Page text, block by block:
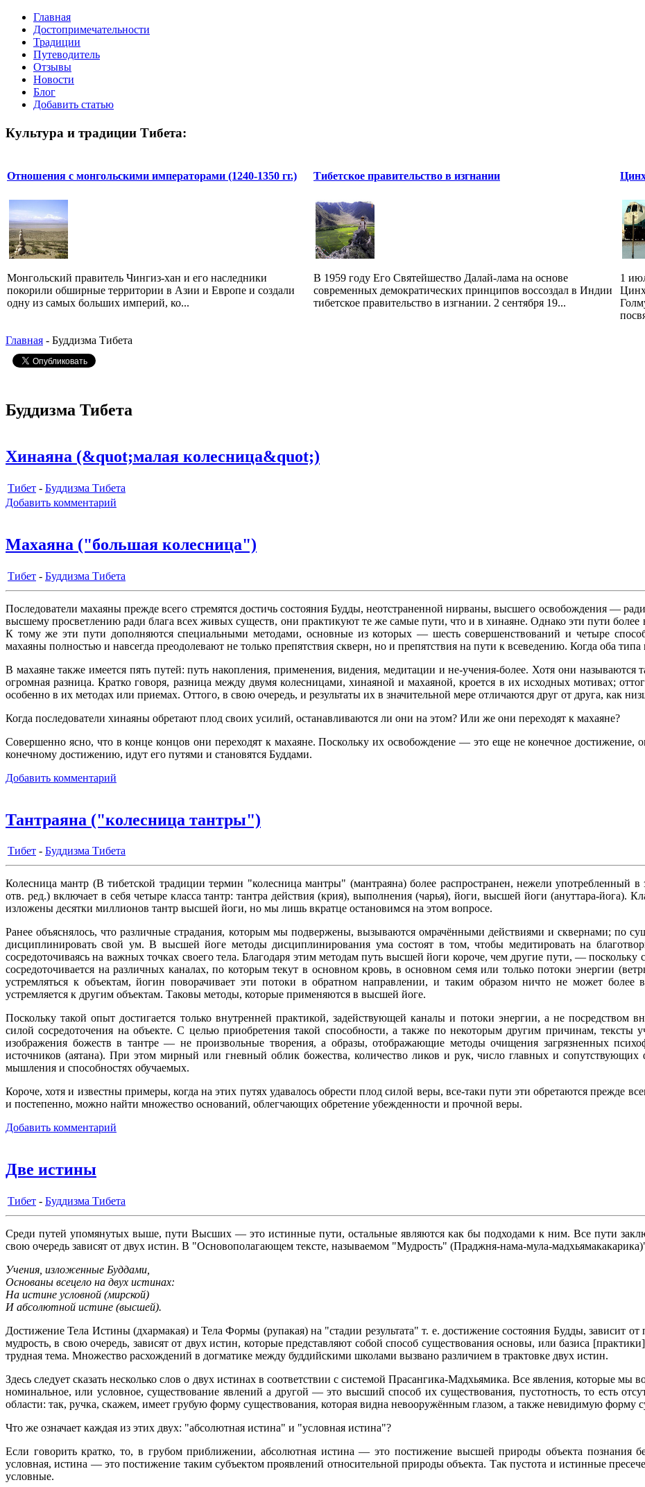
Главная
Достопримечательности
Традиции
Путеводитель
Отзывы
Новости
Блог
Добавить статью
Культура и традиции Тибета:
Отношения с монгольскими императорами (1240-1350 гг.)
Монгольский правитель Чингиз-хан и его наследники
покорили обширные территории в Азии и Европе и создали
одну из самых больших империй, ко...
Тибетское правительство в изгнании
В 1959 году Его Святейшество Далай-лама на основе
современных демократических принципов воссоздал в Индии
тибетское правительство в изгнании. 2 сентября 19...
1
Главная - Буддизма Тибета
Буддизма Тибета
Хинаяна (&quot;малая колесница&quot;)
Тибет - Буддизма Тибета
Добавить комментарий
Махаяна ("большая колесница")
Тибет - Буддизма Тибета
Последователи махаяны прежде всего стремятся достичь состояния Будды, неотстраненной нирваны, высшего освобождения —
высшему просветлению ради блага всех живых существ, они практикуют те же самые пути, что и в хинаяне. Однако эти пути
К тому же эти пути дополняются специальными методами, основные из которых — шесть совершенствований и четыре
махаяны полностью и навсегда преодолевают не только препятствия скверн, но и препятствия на пути к всеведению. Когда оба
В махаяне также имеется пять путей: путь накопления, применения, видения, медитации и не-учения-более. Хотя они
огромная разница. Кратко говоря, разница между двумя колесницами, хинаяной и махаяной, кроется в их исходных мотивах;
особенно в их методах или приемах. Оттого, в свою очередь, и результаты их в значительной мере отличаются друг от друга, как
Когда последователи хинаяны обретают плод своих усилий, останавливаются ли они на этом? Или же они переходят к махаяне?
Совершенно ясно, что в конце концов они переходят к махаяне. Поскольку их освобождение — это еще не конечное достижение,
конечному достижению, идут его путями и становятся Буддами.
Добавить комментарий
Тантраяна ("колесница тантры")
Тибет - Буддизма Тибета
Колесница мантр (В тибетской традиции термин "колесница мантры" (мантраяна) более распространен, нежели
отв. ред.) включает в себя четыре класса тантр: тантра действия (крия), выполнения (чарья), йоги, высшей йоги (ануттара-йога).
изложены десятки миллионов тантр высшей йоги, но мы лишь вкратце остановимся на этом вопросе.
Ранее объяснялось, что различные страдания, которым мы подвержены, вызываются омрачёнными действиями и сквернами; по
дисциплинировать свой ум. В высшей йоге методы дисциплинирования ума состоят в том, чтобы медитировать на
сосредоточиваясь на важных точках своего тела. Благодаря этим методам путь высшей йоги короче, чем другие пути, —
сосредоточивается на различных каналах, по которым текут в основном кровь, в основном семя или только потоки энергии
устремляться к объектам, йогин поворачивает эти потоки в обратном направлении, и таким образом ничто не может более
устремляется к другим объектам. Таковы методы, которые применяются в высшей йоге.
Поскольку такой опыт достигается только внутренней практикой, задействующей каналы и потоки энергии, а не посредством
силой сосредоточения на объекте. С целью приобретения такой способности, а также по некоторым другим причинам,
изображения божеств в тантре — не произвольные творения, а образы, отображающие методы очищения загрязненных
источников (аятана). При этом мирный или гневный облик божества, количество ликов и рук, число главных и сопутствующих
мышления и способностях обучаемых.
Короче, хотя и известны примеры, когда на этих путях удавалось обрести плод силой веры, все-таки пути эти обретаются прежде
и постепенно, можно найти множество оснований, облегчающих обретение убежденности и прочной веры.
Добавить комментарий
Две истины
Тибет - Буддизма Тибета
Среди путей упомянутых выше, пути Высших — это истинные пути, остальные являются как бы подходами к ним. Все пути
свою очередь зависят от двух истин. В "Основополагающем тексте, называемом "Мудрость" (Праджня-нама-мула-
Учения, изложенные Буддами,
Основаны всецело на двух истинах:
На истине условной (мирской)
И абсолютной истине (высшей).
Достижение Тела Истины (дхармакая) и Тела Формы (рупакая) на "стадии результата" т. е. достижение состояния Будды, зависит
мудрость, в свою очередь, зависят от двух истин, которые представляют собой способ существования основы, или базиса
трудная тема. Множество расхождений в догматике между буддийскими школами вызвано различием в трактовке двух истин.
Здесь следует сказать несколько слов о двух истинах в соответствии с системой Прасангика-Мадхьямика. Все явления, которые
номинальное, или условное, существование явлений а другой — это высший способ их существования, пустотность, то есть
области: так, ручка, скажем, имеет грубую форму существования, которая видна невооружённым глазом, а также невидимую форму
Что же означает каждая из этих двух: "абсолютная истина" и "условная истина"?
Если говорить кратко, то, в грубом приближении, абсолютная истина — это постижение высшей природы объекта познания
условная, истина — это постижение таким субъектом проявлений относительной природы объекта. Так пустота и истинные
условные.